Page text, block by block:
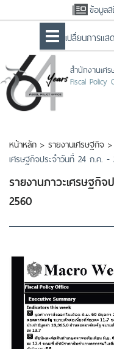
ข้อมูล
เปลื่ยนการแ
สำนักงานเศ
Fiscal Policy
หน้าหลัก > รายงานเศรษฐกิจ >
เศรษฐกิจประจำวันที่ 24 ก.ค. -
รายงานภาวะเศรษฐกิ
2560